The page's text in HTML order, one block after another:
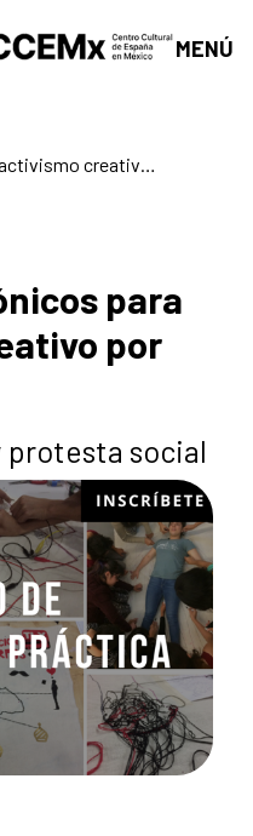
MENÚ
Textiles electrónicos para el activismo creativo por Palestina
para
por
social